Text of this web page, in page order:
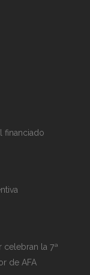
financiado
celebran la 7ª
de AFA